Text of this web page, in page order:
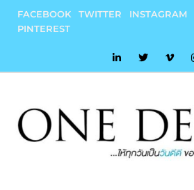
content
FACEBOOK TWITTER INSTAGRAM
PINTEREST